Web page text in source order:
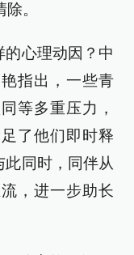
。
的心理动因？中
指出，一些青
等多重压力，
了他们即时释
此同时，同伴从
，进一步助长